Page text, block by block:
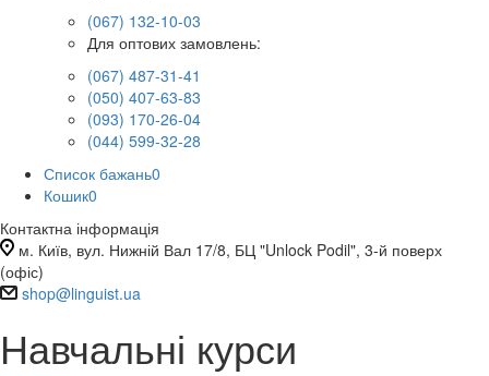
(067) 132-10-03
Для оптових замовлень:
(067) 487-31-41
(050) 407-63-83
(093) 170-26-04
(044) 599-32-28
Список бажань0
Кошик0
Контактна інформація
м. Київ, вул. Нижній Вал 17/8, БЦ "Unlock Podil", 3-й поверх
(офіс)
shop@linguist.ua
Навчальні курси